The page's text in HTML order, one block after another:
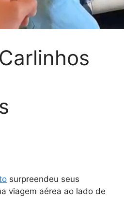
o surpreendeu seus
viagem aérea ao lado de